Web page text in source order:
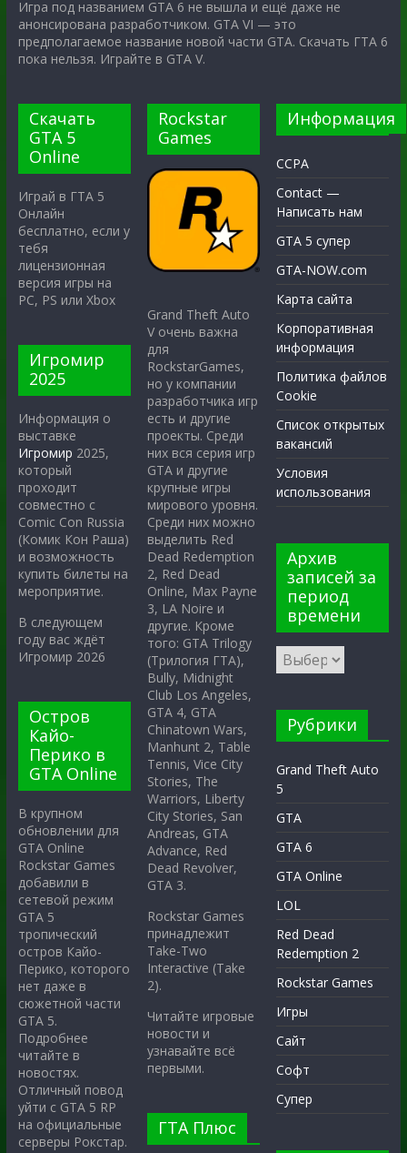
Игра под названием GTA 6 не вышла и ещё даже не
анонсирована разработчиком. GTA VI — это
предполагаемое название новой части GTA. Скачать ГТА 6
пока нельзя. Играйте в GTA V.
Скачать
GTA 5
Online
Играй в ГТА 5
Онлайн
бесплатно, если у
тебя
лицензионная
версия игры на
PC, PS или Xbox
Игромир
2025
Информация о
выставке
Игромир 2025,
который
проходит
совместно с
Comic Con Russia
(Комик Кон Раша)
и возможность
купить билеты на
мероприятие.
В следующем
году вас ждёт
Игромир 2026
Остров
Кайо-
Перико в
GTA Online
В крупном
обновлении для
GTA Online
Rockstar Games
добавили в
сетевой режим
GTA 5
тропический
остров Кайо-
Перико, которого
нет даже в
сюжетной части
GTA 5.
Подробнее
читайте в
новостях.
Отличный повод
уйти с GTA 5 RP
на официальные
серверы Рокстар.
Rockstar
Games
Grand Theft Auto
V очень важна
для
RockstarGames,
но у компании
разработчика игр
есть и другие
проекты. Среди
них вся серия игр
GTA и другие
крупные игры
мирового уровня.
Среди них можно
выделить Red
Dead Redemption
2, Red Dead
Online, Max Payne
3, LA Noire и
другие. Кроме
того: GTA Trilogy
(Трилогия ГТА),
Bully, Midnight
Club Los Angeles,
GTA 4, GTA
Chinatown Wars,
Manhunt 2, Table
Tennis, Vice City
Stories, The
Warriors, Liberty
City Stories, San
Andreas, GTA
Advance, Red
Dead Revolver,
GTA 3.
Rockstar Games
принадлежит
Take-Two
Interactive (Take
2).
Читайте игровые
новости и
узнавайте всё
первыми.
ГТА Плюс
Информация
CCPA
Contact —
Написать нам
GTA 5 супер
GTA-NOW.com
Карта сайта
Корпоративная
информация
Политика файлов
Cookie
Список открытых
вакансий
Условия
использования
Архив
записей за
период
времени
Рубрики
Grand Theft Auto
5
GTA
GTA 6
GTA Online
LOL
Red Dead
Redemption 2
Rockstar Games
Игры
Сайт
Софт
Супер